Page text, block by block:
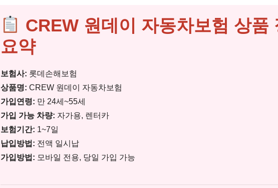
CREW 원데이 자동차보험 상품
요약
보험사: 롯데손해보험
상품명: CREW 원데이 자동차보험
가입연령: 만 24세~55세
가입 가능 차량: 자가용, 렌터카
보험기간: 1~7일
납입방법: 전액 일시납
가입방법: 모바일 전용, 당일 가입 가능